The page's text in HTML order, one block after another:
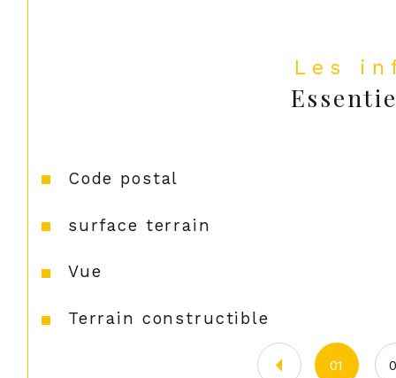
Les
Caractéristiques Valeurs
Code postal
surface terrain
Vue
Terrain constructible
01